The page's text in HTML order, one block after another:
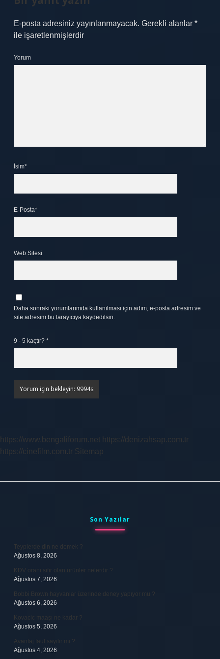
E-posta adresiniz yayınlanmayacak. Gerekli alanlar *
ile işaretlenmişlerdir
Yorum
İsim*
E-Posta*
Web Sitesi
Daha sonraki yorumlarımda kullanılması için adım, e-posta adresim ve
site adresim bu tarayıcıya kaydedilsin.
9 - 5 kaçtır? *
https://www.bengaliforum.net https://denizahsap.com.tr
https://cinefilm.com.tr Sitemap
Son Yazılar
Teyplerde din ne demek ?
Ağustos 8, 2026
KDV oranı sıfır olan ürünler nelerdir ?
Ağustos 7, 2026
Bobbi Brown hayvanlar üzerinde deney yapıyor mu ?
Ağustos 6, 2026
Kovacic maaşı ne kadar ?
Ağustos 5, 2026
Avantaj faul sayılır mı ?
Ağustos 4, 2026